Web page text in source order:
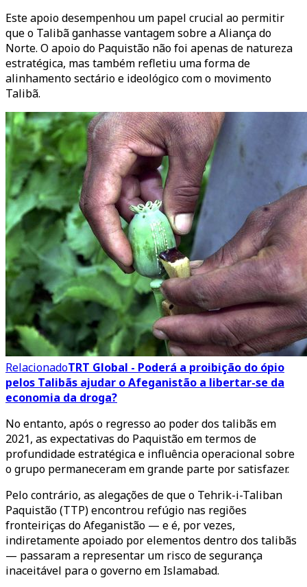
Este apoio desempenhou um papel crucial ao permitir
que o Talibã ganhasse vantagem sobre a Aliança do
Norte. O apoio do Paquistão não foi apenas de natureza
estratégica, mas também refletiu uma forma de
alinhamento sectário e ideológico com o movimento
Talibã.
RelacionadoTRT Global - Poderá a proibição do ópio
pelos Talibãs ajudar o Afeganistão a libertar-se da
economia da droga?
No entanto, após o regresso ao poder dos talibãs em
2021, as expectativas do Paquistão em termos de
profundidade estratégica e influência operacional sobre
o grupo permaneceram em grande parte por satisfazer.
Pelo contrário, as alegações de que o Tehrik-i-Taliban
Paquistão (TTP) encontrou refúgio nas regiões
fronteiriças do Afeganistão — e é, por vezes,
indiretamente apoiado por elementos dentro dos talibãs
— passaram a representar um risco de segurança
inaceitável para o governo em Islamabad.